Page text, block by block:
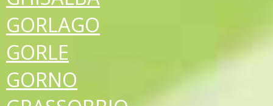
GORLAGO
GORLE
GORNO